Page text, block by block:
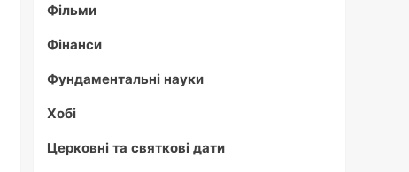
Фільми
Фінанси
Фундаментальні науки
Хобі
Церковні та святкові дати